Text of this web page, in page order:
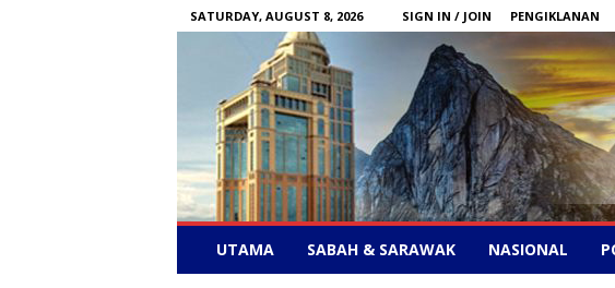
SATURDAY, AUGUST 8, 2026 SIGN IN / JOIN PENGIKLANAN
–
UTAMA SABAH & SARAWAK NASIONAL